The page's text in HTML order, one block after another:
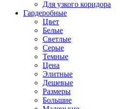
Для узкого коридора
Гардеробные
Цвет
Белые
Светлые
Серые
Темные
Цена
Элитные
Дешевые
Размеры
Большие